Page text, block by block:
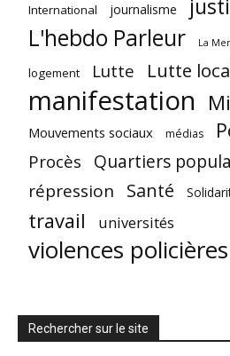
International journalisme
L'hebdo Parleur La
logement
Lutte Lutte
manifestation
Mouvements sociaux médias
Procès Quartiers
répression Santé
travail universités
violences policières
Rechercher sur le site